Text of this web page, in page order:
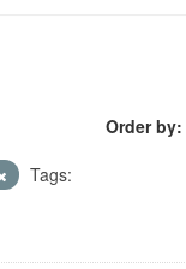
Order by
Tags: